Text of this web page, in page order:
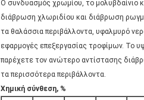
Ο συνδυασμός χρωμίου, το μολυβδαίνιο
διάβρωση χλωριδίου και διάβρωση
τα θαλάσσια περιβάλλοντα, υφαλμυρό
εφαρμογές επεξεργασίας τροφίμων. Το
παρέχετε τον ανώτερο αντίστασης
τα περισσότερα περιβάλλοντα.
Χημική σύνθεση, %